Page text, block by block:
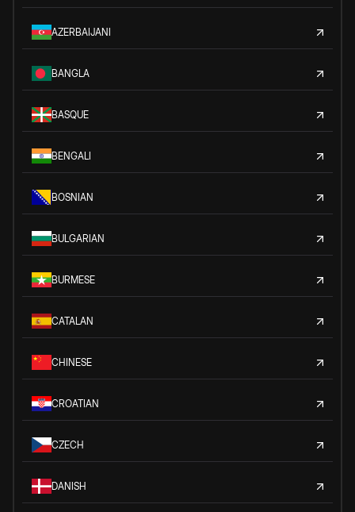
AZERBAIJANI
BANGLA
BASQUE
BENGALI
BOSNIAN
BULGARIAN
BURMESE
CATALAN
CHINESE
CROATIAN
CZECH
DANISH